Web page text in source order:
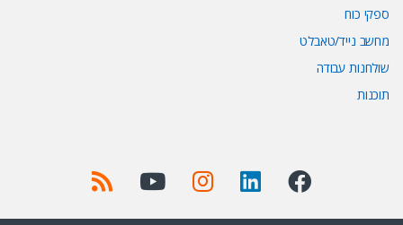
ספקי כוח
מחשב נייד/טאבלט
שולחנות עבודה
תוכנות